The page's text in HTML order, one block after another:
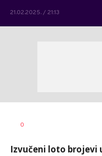
21.02.2025. / 21:13
AUTOR
0
Izvučeni loto brojevi